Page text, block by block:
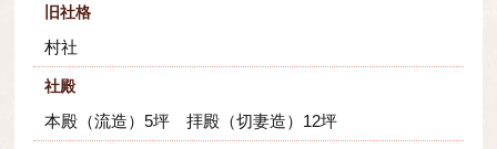
旧社格
村社
社殿
本殿（流造）5坪 拝殿（切妻造）12坪